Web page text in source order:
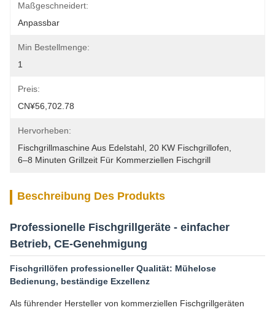
Maßgeschneidert:
Anpassbar
Min Bestellmenge:
1
Preis:
CN¥56,702.78
Hervorheben:
Fischgrillmaschine Aus Edelstahl 20 KW Fischgrillofen
6–8 Minuten Grillzeit Für Kommerziellen Fischgrill
Beschreibung Des Produkts
Professionelle Fischgrillgeräte - einfacher
Betrieb, CE-Genehmigung
Fischgrillöfen professioneller Qualität: Mühelose
Bedienung, beständige Exzellenz
Als führender Hersteller von kommerziellen Fischgrillgeräten